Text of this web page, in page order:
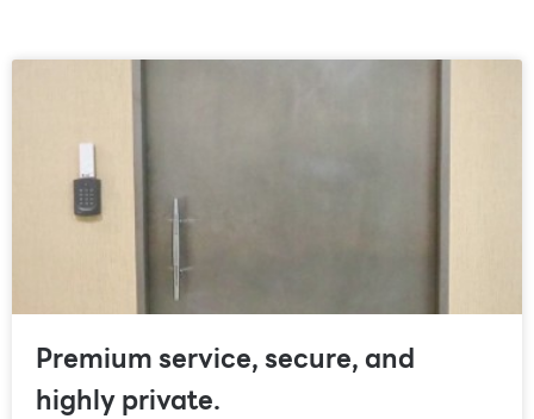
Premium service, secure, and
highly private.